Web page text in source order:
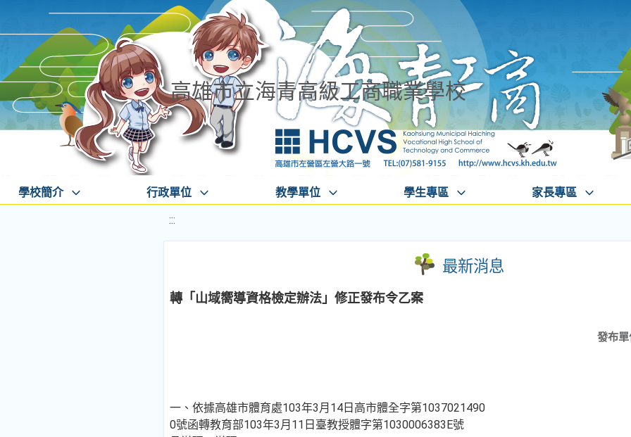
高雄市立海青高級工商職業學校
學校簡介 行政單位 教學單位 學生專區 家長專區
:::
最新消息
轉「山域嚮導資格檢定辦法」修正發布令乙案
發布
一、依據高雄市體育處103年3月14日高市體全字第1037021490
0號函轉教育部103年3月11日臺教授體字第1030006383E號